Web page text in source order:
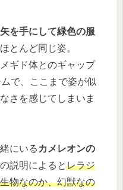
を手にして緑色の服
とんど同じ姿。
ギド体とのギャップ
で、ここまで姿が似
さを感じてしまいま
にいる カメレオンの
説明によるとレラジ
物なのか、幻獣なの